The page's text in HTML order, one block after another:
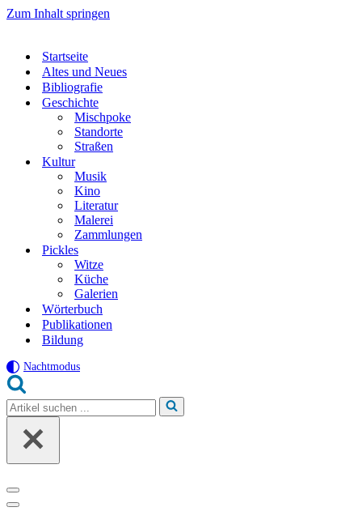
Zum Inhalt springen
Startseite
Altes und Neues
Bibliografie
Geschichte
Mischpoke
Standorte
Straßen
Kultur
Musik
Kino
Literatur
Malerei
Zammlungen
Pickles
Witze
Küche
Galerien
Wörterbuch
Publikationen
Bildung
Nachtmodus
Suchen
nach …
Navigationsmenü
Navigationsmenü